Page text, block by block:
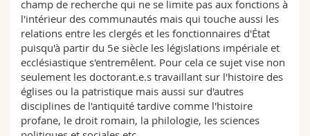
champ de recherche qui ne se limite pas aux fonctions à
l'intérieur des communautés mais qui touche aussi les
relations entre les clergés et les fonctionnaires d'État
puisqu'à partir du 5e siècle les législations impériale et
ecclésiastique s'entremêlent. Pour cela ce sujet vise non
seulement les doctorant.e.s travaillant sur l'histoire des
églises ou la patristique mais aussi sur d'autres
disciplines de l'antiquité tardive comme l'histoire
profane, le droit romain, la philologie, les sciences